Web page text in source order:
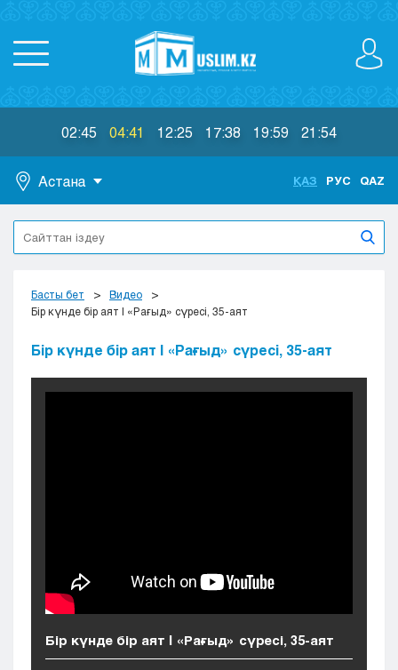
02:45 04:41 12:25 17:38 19:59 21:54
Астана
Астана
Алматы
Атырау
Караганда
Костанай
Усть-Каменогорск
Шымкент
ҚАЗ РУС QAZ
Басты бет
Видео
Бір күнде бір аят | «Рағыд» сүресі, 35-аят
Бір күнде бір аят | «Рағыд» сүресі, 35-аят
Бір күнде бір аят | «Рағыд» сүресі, 35-аят